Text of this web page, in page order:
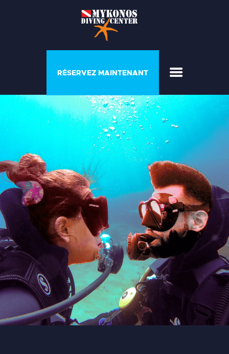
RÉSERVEZ MAINTENANT
PROGRAMMES ET
MAISON DU PLONGEUR
GALERIE
LISTE DE PRIX
A PROPOS DE NOUS
CONTACTEZ NOUS